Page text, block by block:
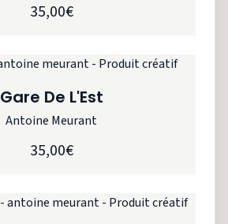
35,00€
Gare De L'Est
Antoine Meurant
35,00€